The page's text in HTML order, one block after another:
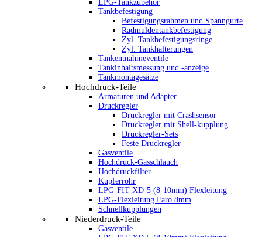
LPG-Tankzubehör
Tankbefestigung
Befestigungsrahmen und Spanngurte
Radmuldentankbefestigung
Zyl. Tankbefestigungsringe
Zyl. Tankhalterungen
Tankentnahmeventile
Tankinhaltsmessung und -anzeige
Tankmontagesätze
Hochdruck-Teile
Armaturen und Adapter
Druckregler
Druckregler mit Crashsensor
Druckregler mit Shell-kupplung
Druckregler-Sets
Feste Druckregler
Gasventile
Hochdruck-Gasschlauch
Hochdruckfilter
Kupferrohr
LPG-FIT XD-5 (8-10mm) Flexleitung
LPG-Flexleitung Faro 8mm
Schnellkupplungen
Niederdruck-Teile
Gasventile